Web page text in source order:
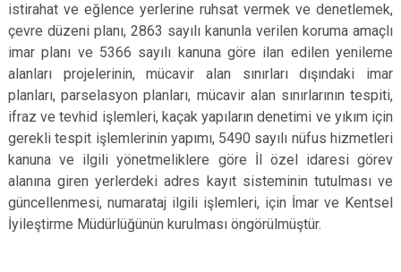
istirahat ve eğlence yerlerine ruhsat vermek ve denetlemek,
çevre düzeni planı, 2863 sayılı kanunla verilen koruma amaçlı
imar planı ve 5366 sayılı kanuna göre ilan edilen yenileme
alanları projelerinin, mücavir alan sınırları dışındaki imar
planları, parselasyon planları, mücavir alan sınırlarının tespiti,
ifraz ve tevhid işlemleri, kaçak yapıların denetimi ve yıkım için
gerekli tespit işlemlerinin yapımı, 5490 sayılı nüfus hizmetleri
kanuna ve ilgili yönetmeliklere göre İl özel idaresi görev
alanına giren yerlerdeki adres kayıt sisteminin tutulması ve
güncellenmesi, numarataj ilgili işlemleri, için İmar ve Kentsel
İyileştirme Müdürlüğünün kurulması öngörülmüştür.